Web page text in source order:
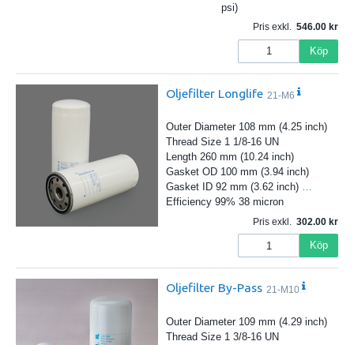
psi)
Pris exkl. 546.00
Köp
Oljefilter Longlife 21-M6
Outer Diameter 108 mm (4.25 inch)
Thread Size 1 1/8-16 UN
Length 260 mm (10.24 inch)
Gasket OD 100 mm (3.94 inch)
Gasket ID 92 mm (3.62 inch) …
Efficiency 99% 38 micron
Pris exkl. 302.00
Köp
Oljefilter By-Pass 21-M10
Outer Diameter 109 mm (4.29 inch)
Thread Size 1 3/8-16 UN